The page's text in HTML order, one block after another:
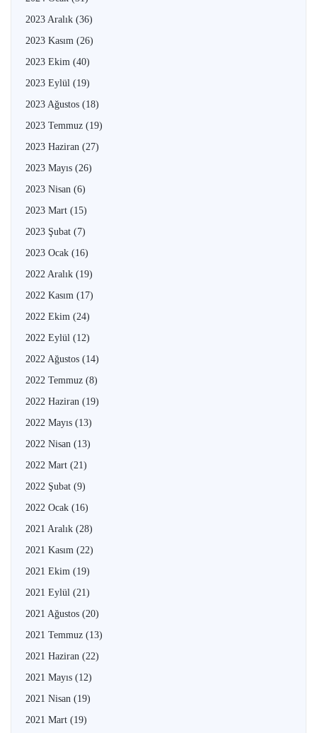
2023 Aralık (36)
2023 Kasım (26)
2023 Ekim (40)
2023 Eylül (19)
2023 Ağustos (18)
2023 Temmuz (19)
2023 Haziran (27)
2023 Mayıs (26)
2023 Nisan (6)
2023 Mart (15)
2023 Şubat (7)
2023 Ocak (16)
2022 Aralık (19)
2022 Kasım (17)
2022 Ekim (24)
2022 Eylül (12)
2022 Ağustos (14)
2022 Temmuz (8)
2022 Haziran (19)
2022 Mayıs (13)
2022 Nisan (13)
2022 Mart (21)
2022 Şubat (9)
2022 Ocak (16)
2021 Aralık (28)
2021 Kasım (22)
2021 Ekim (19)
2021 Eylül (21)
2021 Ağustos (20)
2021 Temmuz (13)
2021 Haziran (22)
2021 Mayıs (12)
2021 Nisan (19)
2021 Mart (19)